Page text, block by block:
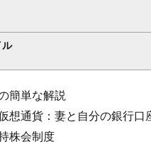
簡単な解説
想通貨：妻と自分の銀行
株会制度